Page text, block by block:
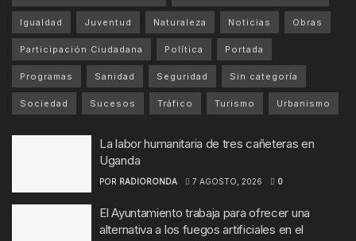
Igualdad Juventud Naturaleza Noticias Obras
Participación Ciudadana Política Portada
Programas Sanidad Seguridad Sin categoría
Sociedad Sucesos Tráfico Turismo Urbanismo
La labor humanitaria de tres cañeteras en
Uganda
POR RADIORONDA 7 AGOSTO, 2026 0
El Ayuntamiento trabaja para ofrecer una
alternativa a los fuegos artificiales en el